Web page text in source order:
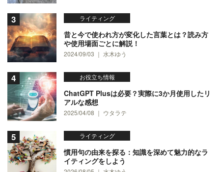
ライティング
昔と今で使われ方が変化した言葉とは？読み方
や使用場面ごとに解説！
2024/09/03 ｜ 水木ゆう
お役立ち情報
ChatGPT Plusは必要？実際に3か月使用したリ
アルな感想
2025/04/08 ｜ ウタラテ
ライティング
慣用句の由来を探る：知識を深めて魅力的なラ
イティングをしよう